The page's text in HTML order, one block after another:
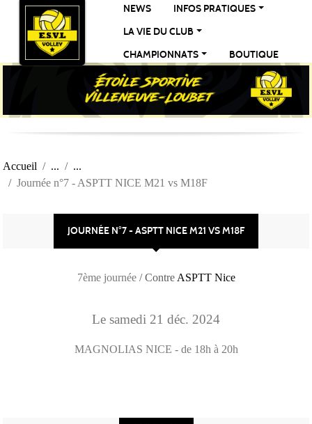
NEWS
INFOS PRATIQUES
LA VIE DU CLUB
CHAMPIONNATS
BOUTIQUE
Accueil
Journée n°7 - ASPTT NICE M21 vs M18F
JOURNÉE N°7 - ASPTT NICE M21 VS M18F
7ème journée / Contre ASPTT Nice
Le samedi 21 déc. 2024
MAGNOLIAS NICE - de 18h à 20h
Panneau de gestion des cookies